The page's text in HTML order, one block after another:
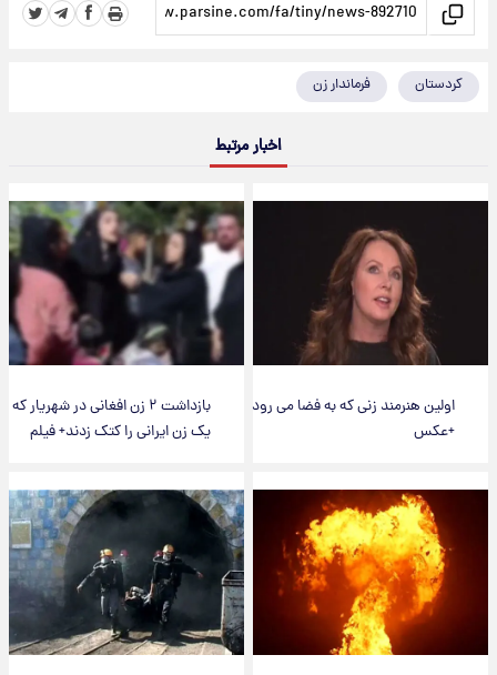
کردستان فرماندار زن
اخبار مرتبط
اولین هنرمند زنی که به فضا می رود
+عکس
بازداشت ۲ زن افغانی در شهریار که
یک زن ایرانی را کتک زدند+ فیلم